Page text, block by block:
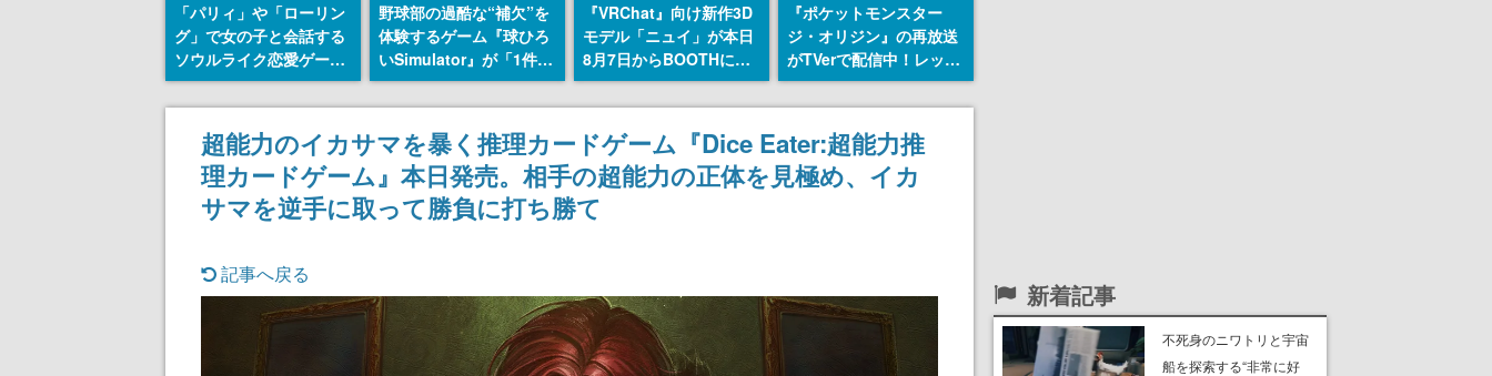
「パリィ」や「ローリン
グ」で女の子と会話する
ソウルライク恋愛ゲーム
『小早川さんはソウルラ
イク』無料公開。返事に
失敗すると「YOU
DIED」
野球部の過酷な“補欠”を
体験するゲーム『球ひろ
いSimulator』が「1件」
のウィッシュリストをも
とにチェコ語に対応し
SNSで話題に。『キング
ダム・カム』開発元やチ
ェコのプロ野球選手から
称賛の声
『VRChat』向け新作3D
モデル「ニュイ」が本日
8月7日からBOOTHにて
発売。瞳に光る星や感情
豊かな表情が、小悪魔か
わいい
『ポケットモンスター
ジ・オリジン』の再放送
がTVerで配信中！レッド
（CV：竹内順子）が主人
公のオリジナルアニメ
超能力のイカサマを暴く推理カードゲーム『Dice Eater:超能力推
理カードゲーム』本日発売。相手の超能力の正体を見極め、イカ
サマを逆手に取って勝負に打ち勝て
記事へ戻る
新着記事
不死身のニワトリと宇宙
船を探索する“非常に好